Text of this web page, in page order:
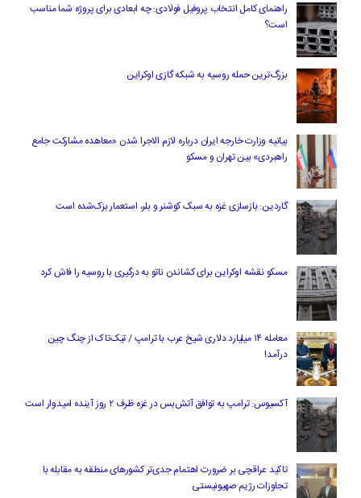
راهنمای کامل انتخاب پروفیل فولادی: چه ابعادی برای پروژه شما مناسب
است؟
بزرگ‌ترین حمله روسیه به شبکه گازی اوکراین
بیانیه وزارت خارجه ایران درباره لازم‌ الاجرا شدن «معاهده مشارکت جامع
راهبردی» بین تهران و مسکو
گاردین: بازسازی غزه به سبک کوشنر و بلر، استعمار بزک‌شده است
مسکو نقشه اوکراین برای کشاندن ناتو به درگیری با روسیه را فاش کرد
معامله ۱۴ میلیارد دلاری شیخ عرب با ترامپ / تیک‌تاک از چنگ چین
درآمد!
آکسیوس: ترامپ به توافق آتش‌بس در غزه ظرف ۲ روز آینده امیدوار است
تاکید عراقچی بر ضرورت اهتمام جدی‌تر کشورهای منطقه به مقابله با
تجاوزات رژیم صهیونیستی